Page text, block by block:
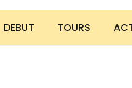
DEBUT TOURS